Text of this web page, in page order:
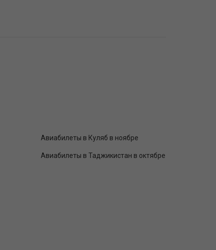
Авиабилеты в Куляб в ноябре
Авиабилеты в Таджикистан в октябре